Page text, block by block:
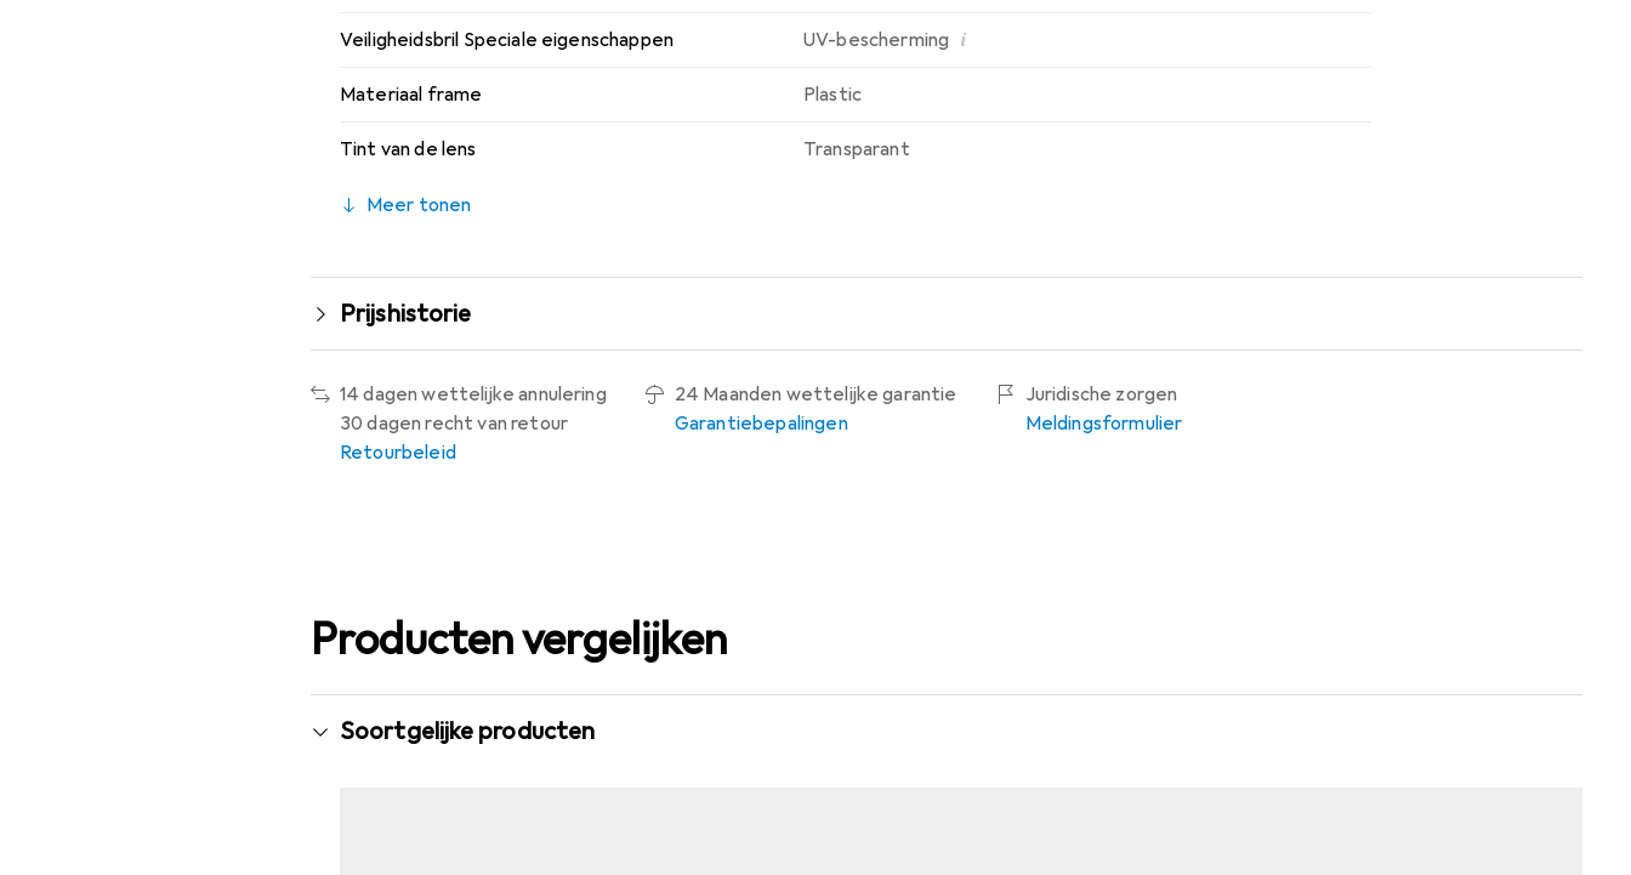
Veiligheidsbril Speciale eigenschappen UV-bescherming i
Materiaal frame Plastic
Tint van de lens Transparant
Meer tonen
Prijshistorie
14 dagen wettelijke annulering
30 dagen recht van retour
Retourbeleid
24 Maanden wettelijke garantie
Garantiebepalingen
Juridische zorgen
Meldingsformulier
Producten vergelijken
Soortgelijke producten